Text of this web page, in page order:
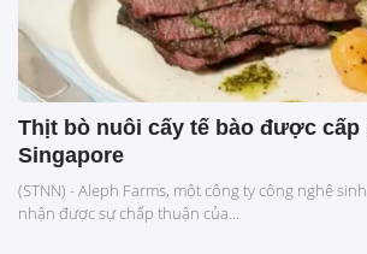
Thịt bò nuôi cấy tế bào được cấp
Singapore
(STNN) - Aleph Farms, một công ty công nghệ
nhận được sự chấp thuận của...